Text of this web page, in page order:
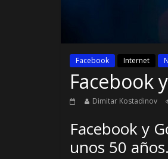
Facebook Internet
Facebook
Dimitar Kostadinov
Facebook y
unos 50 años.